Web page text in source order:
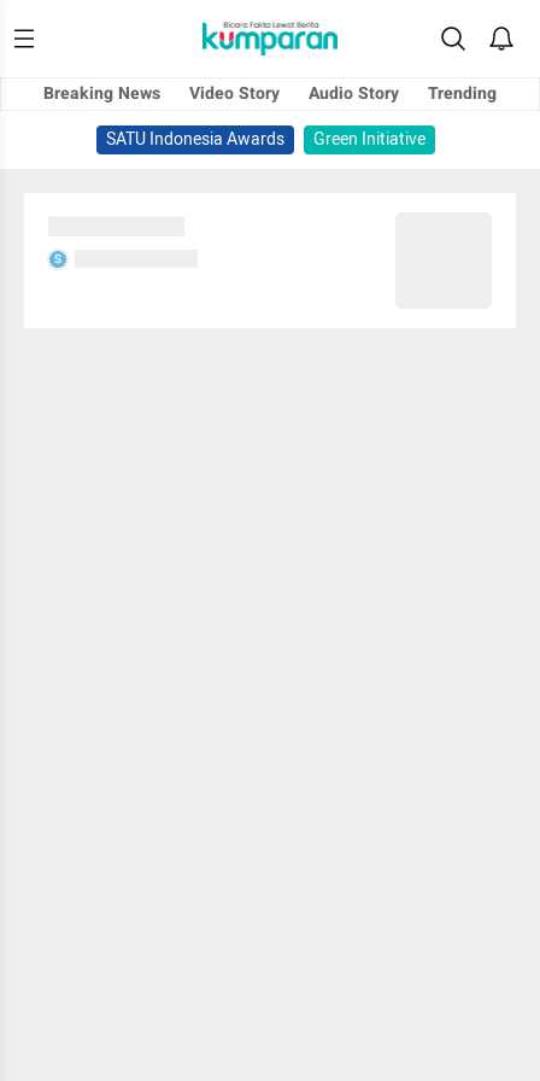
Breaking News Video Story Audio Story
Trending
SATU Indonesia Awards
Green Initiative
S